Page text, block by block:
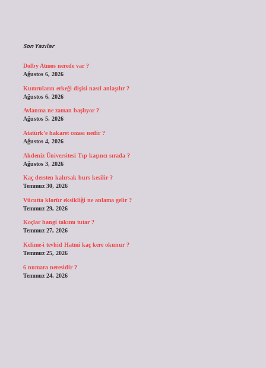
Son Yazılar
Dolby Atmos nerede var ?
Ağustos 6, 2026
Kumruların erkeği dişisi nasıl anlaşılır ?
Ağustos 6, 2026
Avlanma ne zaman başlıyor ?
Ağustos 5, 2026
Atatürk’e hakaret cezası nedir ?
Ağustos 4, 2026
Akdeniz Üniversitesi Tıp kaçıncı sırada ?
Ağustos 3, 2026
Kaç dersten kalırsak burs kesilir ?
Temmuz 30, 2026
Vücutta klorür eksikliği ne anlama gelir ?
Temmuz 29, 2026
Koçlar hangi takımı tutar ?
Temmuz 27, 2026
Kelime-i tevhid Hatmi kaç kere okunur ?
Temmuz 25, 2026
6 numara neresidir ?
Temmuz 24, 2026